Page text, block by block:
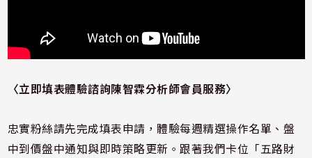
〈立即填表體驗諮詢陳智霖分析師會員服務〉
忠實粉絲請先完成填表申請，體驗每週精選操作名單、盤
中到價盤中通知與即時策略更新。跟著我們卡位「五路財